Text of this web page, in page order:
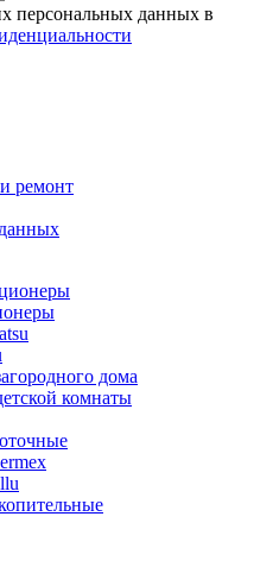
персональных данных в
ремонт
дома
комнаты